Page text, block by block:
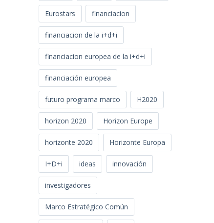
Eurostars financiacion
financiacion de la i+d+i
financiacion europea de la i+d+i
financiación europea
futuro programa marco H2020
horizon 2020 Horizon Europe
horizonte 2020 Horizonte Europa
I+D+i ideas innovación
investigadores
Marco Estratégico Común